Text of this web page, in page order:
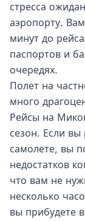
стресса
аэропорту.
минут до
паспортов и
очередях.
Полет на
много
Рейсы на
сезон. Если
самолете, вы
недостатков
что вам не
несколько
вы прибудете